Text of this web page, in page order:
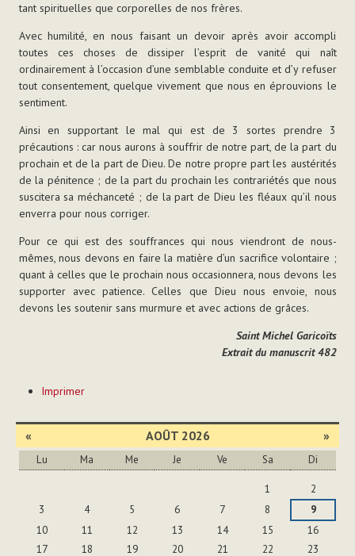
tant spirituelles que corporelles de nos frères.
Avec humilité, en nous faisant un devoir après avoir accompli
toutes ces choses de dissiper l’esprit de vanité qui naît
ordinairement à l’occasion d’une semblable conduite et d’y refuser
tout consentement, quelque vivement que nous en éprouvions le
sentiment.
Ainsi en supportant le mal qui est de 3 sortes prendre 3
précautions : car nous aurons à souffrir de notre part, de la part du
prochain et de la part de Dieu. De notre propre part les austérités
de la pénitence ; de la part du prochain les contrariétés que nous
suscitera sa méchanceté ; de la part de Dieu les fléaux qu’il nous
enverra pour nous corriger.
Pour ce qui est des souffrances qui nous viendront de nous-
mêmes, nous devons en faire la matière d’un sacrifice volontaire ;
quant à celles que le prochain nous occasionnera, nous devons les
supporter avec patience. Celles que Dieu nous envoie, nous
devons les soutenir sans murmure et avec actions de grâces.
Saint Michel Garicoïts
Extrait du manuscrit 482
sur
document
Imprimer
« AOÛT 2026 »
Lu Ma Me Je Ve Sa Di
1
2
3
4 5 6 7 8
9
10
11 12 13 14 15
16
17
18 19 20 21 22
23